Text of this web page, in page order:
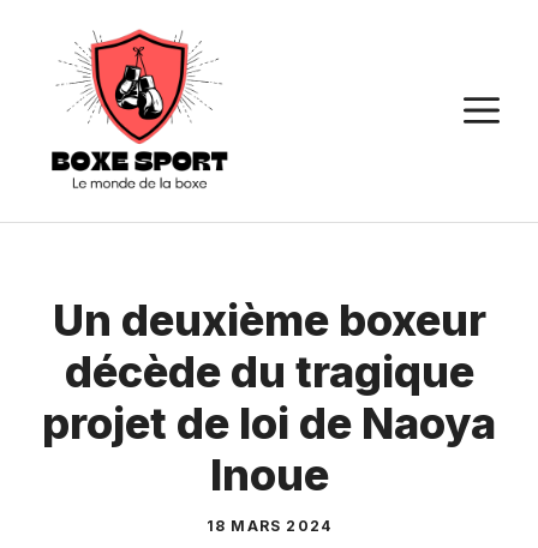
contenu
Un deuxième boxeur
décède du tragique
projet de loi de Naoya
Inoue
18 MARS 2024